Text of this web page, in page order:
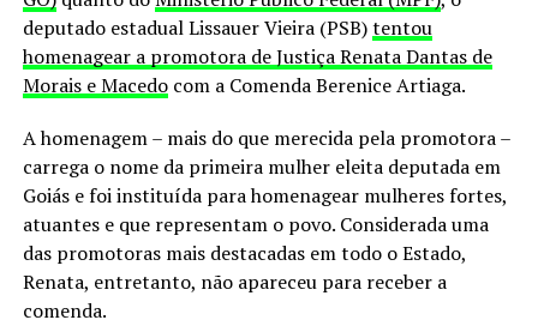
deputado estadual Lissauer Vieira (PSB)tentou
homenagear a promotora de Justiça Renata Dantas de
Morais e Macedocom a Comenda Berenice Artiaga.
A homenagem – mais do que merecida pela promotora –
carrega o nome da primeira mulher eleita deputada em
Goiás e foi instituída para homenagear mulheres fortes,
atuantes e que representam o povo. Considerada uma
das promotoras mais destacadas em todo o Estado,
Renata, entretanto, não apareceu para receber a
comenda.